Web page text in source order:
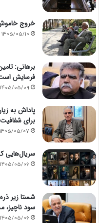
خروج
1405/05/10
برهانی:
فرسایش
1405/05/09
پاداش به
برای
1405/05/07
سریال‌هایی
1405/05/06
شستا زیر
سود
1405/05/06